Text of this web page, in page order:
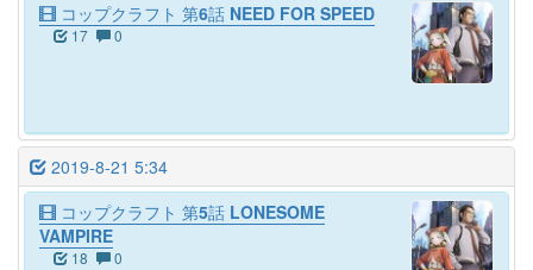
コップクラフト 第6話 NEED FOR SPEED
17 0
2019-8-21 5:34
コップクラフト 第5話 LONESOME
VAMPIRE
18 0